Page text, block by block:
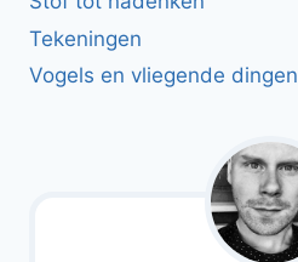
Tekeningen
Vogels en vliegende dingen